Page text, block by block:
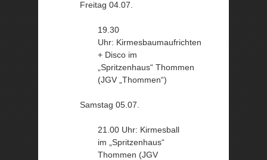
Freitag 04.07.
19.30
Uhr: Kirmesbaumaufrichten
+ Disco im
„Spritzenhaus“ Thommen
(JGV „Thommen“)
Samstag 05.07.
21.00 Uhr: Kirmesball
im „Spritzenhaus“
Thommen (JGV